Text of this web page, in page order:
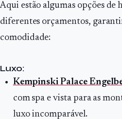
Aqui estão algumas opções de
diferentes orçamentos,
comodidade:
Luxo:
Kempinski Palace
com spa e vista para as
luxo incomparável.